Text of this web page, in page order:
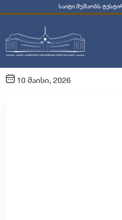
საიტი მუშაობს
10 მაისი, 2026